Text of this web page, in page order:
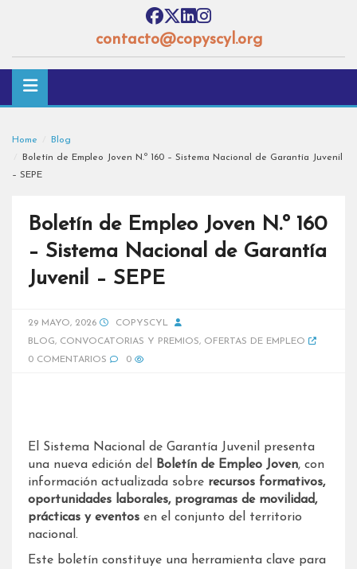
contacto@copyscyl.org
Home
Blog
Boletín de Empleo Joven N.º 160 – Sistema Nacional de Garantía Juvenil
– SEPE
Boletín de Empleo Joven N.º 160
– Sistema Nacional de Garantía
Juvenil – SEPE
29 MAYO, 2026
COPYSCYL
BLOG, CONVOCATORIAS Y PREMIOS, OFERTAS DE EMPLEO
0 COMENTARIOS
0
El Sistema Nacional de Garantía Juvenil presenta
una nueva edición del
Boletín de Empleo Joven, con
información actualizada sobre recursos formativos,
oportunidades laborales, programas de movilidad,
prácticas y eventos en el conjunto del territorio
nacional.
Este boletín constituye una herramienta clave para